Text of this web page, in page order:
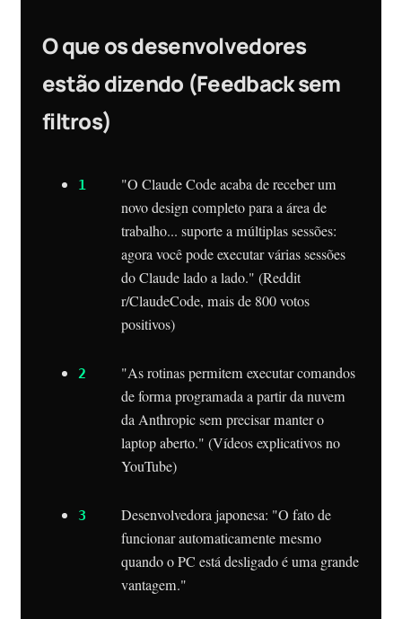
O que os desenvolvedores
estão dizendo (Feedback sem
filtros)
"O Claude Code acaba de receber um
novo design completo para a área de
trabalho... suporte a múltiplas sessões:
agora você pode executar várias sessões
do Claude lado a lado." (Reddit
r/ClaudeCode, mais de 800 votos
positivos)
"As rotinas permitem executar comandos
de forma programada a partir da nuvem
da Anthropic sem precisar manter o
laptop aberto." (Vídeos explicativos no
YouTube)
Desenvolvedora japonesa: "O fato de
funcionar automaticamente mesmo
quando o PC está desligado é uma grande
vantagem."